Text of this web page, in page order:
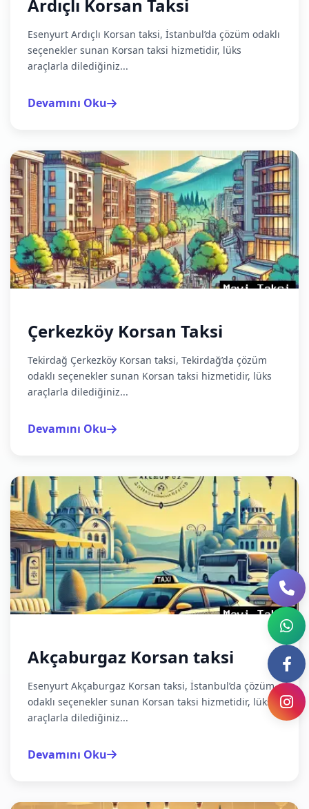
Ardıçlı Korsan Taksi
Esenyurt Ardıçlı Korsan taksi, İstanbul’da çözüm odaklı
seçenekler sunan Korsan taksi hizmetidir, lüks
araçlarla dilediğiniz...
Devamını Oku
Çerkezköy Korsan Taksi
Tekirdağ Çerkezköy Korsan taksi, Tekirdağ’da çözüm
odaklı seçenekler sunan Korsan taksi hizmetidir, lüks
araçlarla dilediğiniz...
Devamını Oku
Akçaburgaz Korsan taksi
Esenyurt Akçaburgaz Korsan taksi, İstanbul’da çözüm
odaklı seçenekler sunan Korsan taksi hizmetidir, lüks
araçlarla dilediğiniz...
Devamını Oku